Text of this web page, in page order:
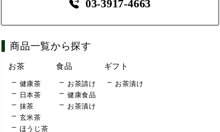
03-3917-4663
商品一覧から探す
お茶
健康茶
日本茶
抹茶
玄米茶
ほうじ茶
食品
お茶請け
健康食品
お茶漬け
ギフト
お茶漬け